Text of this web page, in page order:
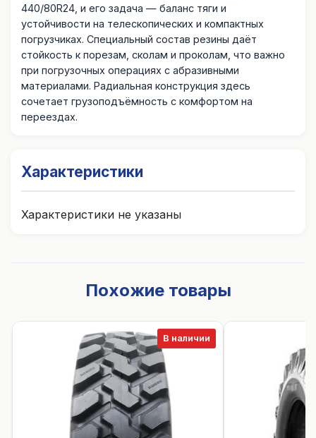
440/80R24, и его задача — баланс тяги и
устойчивости на телескопических и компактных
погрузчиках. Специальный состав резины даёт
стойкость к порезам, сколам и проколам, что важно
при погрузочных операциях с абразивными
материалами. Радиальная конструкция здесь
сочетает грузоподъёмность с комфортом на
переездах.
Характеристики
Характеристики не указаны
Похожие товары
В наличии